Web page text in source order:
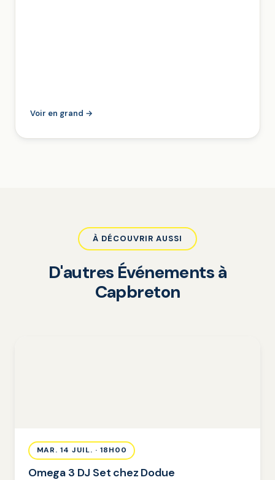
Voir en grand →
À DÉCOUVRIR AUSSI
D'autres Événements à
Capbreton
MAR. 14 JUIL. · 18H00
Omega 3 DJ Set chez Dodue